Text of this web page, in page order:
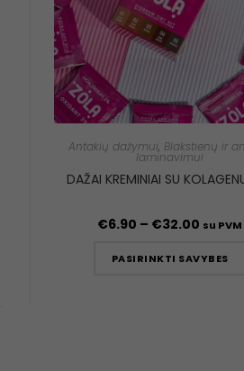
Antakių dažymui, Blakstienų ir
laminavimui
DAŽAI KREMINIAI SU
€6.90 – €32.00 su PVM
PASIRINKTI SAVYBES